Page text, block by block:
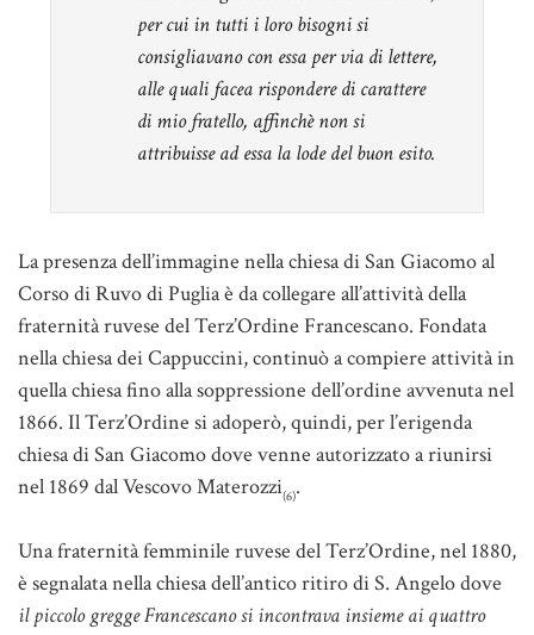
per cui in tutti i loro bisogni si
consigliavano con essa per via di lettere,
alle quali facea rispondere di carattere
di mio fratello, affinchè non si
attribuisse ad essa la lode del buon esito.
La presenza dell’immagine nella chiesa di San Giacomo al
Corso di Ruvo di Puglia è da collegare all’attività della
fraternità ruvese del Terz’Ordine Francescano. Fondata
nella chiesa dei Cappuccini, continuò a compiere attività in
quella chiesa fino alla soppressione dell’ordine avvenuta nel
1866. Il Terz’Ordine si adoperò, quindi, per l’erigenda
chiesa di San Giacomo dove venne autorizzato a riunirsi
nel 1869 dal Vescovo Materozzi(6).
Una fraternità femminile ruvese del Terz’Ordine, nel 1880,
è segnalata nella chiesa dell’antico ritiro di S. Angelo dove
il piccolo gregge Francescano si incontrava insieme ai quattro